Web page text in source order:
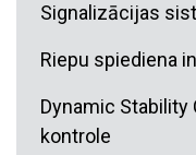
Signalizācijas
Riepu spiediena
Dynamic Stability
kontrole